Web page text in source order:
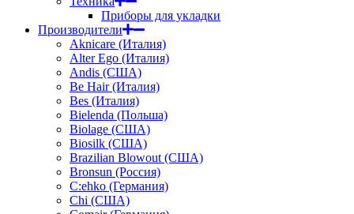
Приборы для укладки
Производители
Aknicare (Италия)
Alter Ego (Италия)
Andis (США)
Be Hair (Италия)
Bes (Италия)
Bielenda (Польша)
Biolage (США)
Biosilk (США)
Brazilian Blowout (США)
Bronsun (Россия)
C:ehko (Германия)
Chi (США)